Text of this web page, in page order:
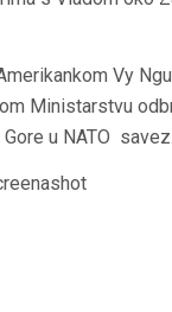
Vy
Ministarstvu
u NATO savez.